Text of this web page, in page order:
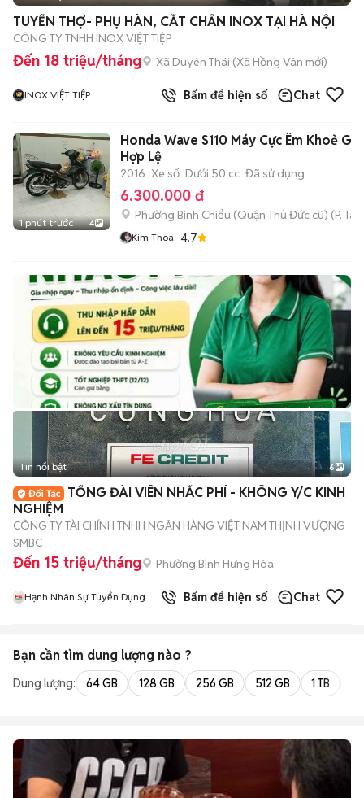
TUYỂN THỢ- PHỤ HÀN, CẮT CHẤN INOX TẠI HÀ NỘI
CÔNG TY TNHH INOX VIỆT TIỆP
Đến 18 triệu/tháng Xã Duyên Thái (Xã Hồng Vân mới)
INOX VIỆT TIỆP Bấm để hiện số Chat
1 phút trước 4
Honda Wave S110 Máy Cực Êm Khoẻ
Hợp Lệ
2016 Xe số Dưới 50 cc Đã sử dụng
6.300.000 đ
Phường Bình Chiểu (Quận Thủ Đức cũ) (P.
Kim Thoa 4.7
+2
Tin nổi bật 6
TỔNG ĐÀI VIÊN NHẮC PHÍ - KHÔNG Y/C KINH
NGHIỆM
CÔNG TY TÀI CHÍNH TNHH NGÂN HÀNG VIỆT NAM THỊNH VƯỢNG
SMBC
Đến 15 triệu/tháng Phường Bình Hưng Hòa
Hạnh Nhân Sự Tuyển Dụng Bấm để hiện số Chat
Bạn cần tìm dung lượng nào ?
Dung lượng: 64 GB 128 GB 256 GB 512 GB 1 TB